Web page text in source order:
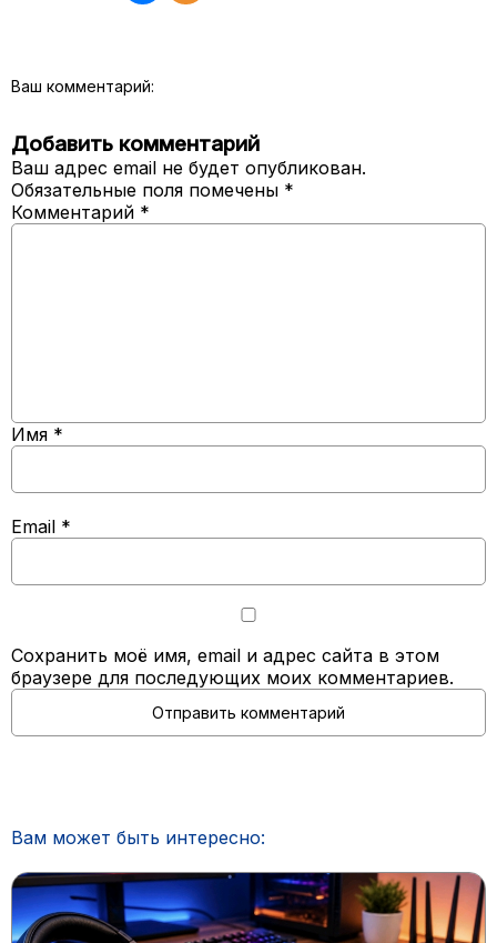
Ваш комментарий:
Добавить комментарий
Ваш адрес email не будет опубликован.
Обязательные поля помечены *
Комментарий *
Имя *
Email *
Сохранить моё имя, email и адрес сайта в этом
браузере для последующих моих комментариев.
Вам может быть интересно: